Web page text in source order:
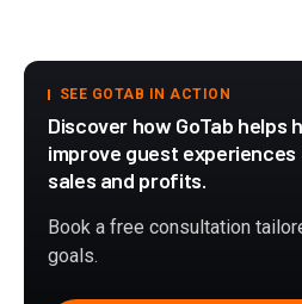
SEE GOTAB IN ACTION
Discover how GoTab helps
improve guest
sales and profits.
Book a free consultation
goals.